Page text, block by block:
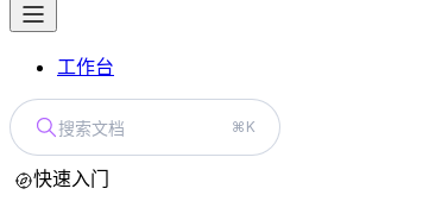
工作台
搜索文档 ⌘K
快速入门